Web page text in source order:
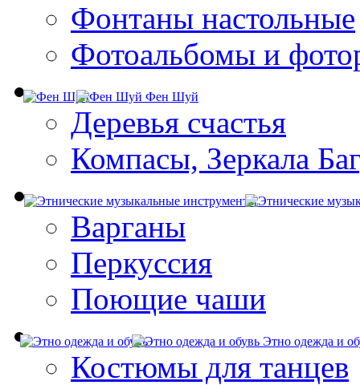
Фонтаны настольные
Фотоальбомы и
Фен Шуй
Деревья счастья
Компасы, Зеркала
Варганы
Перкуссия
Поющие чаши
Этно одежда и
Костюмы для танцев